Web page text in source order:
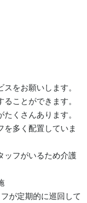
をお願いします。
ことができます。
くさんあります。
多く配置していま
フがいるため介護
が定期的に巡回して